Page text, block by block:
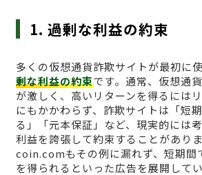
1. 過剰な利益の約束
多くの仮想通貨詐欺サイトが最初に
剰な利益の約束です。通常、仮想通
が激しく、高いリターンを得るには
にもかかわらず、詐欺サイトは「短
る」「元本保証」など、現実的には
利益を誇張して約束することがあり
coin.comもその例に漏れず、短期間
を得られるといった広告を展開して